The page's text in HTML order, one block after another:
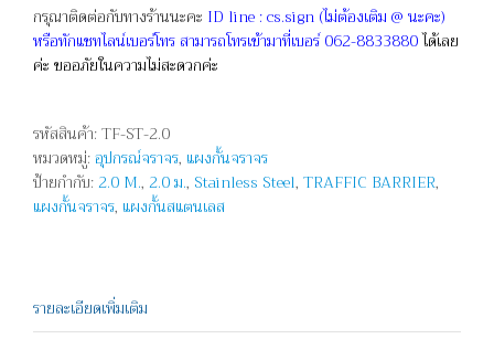
กรุณาติดต่อกับทางร้านนะคะ ID line : cs.sign (ไม่ต้องเติม @ นะคะ)
หรือทักแชทไลน์เบอร์โทร สามารถโทรเข้ามาที่เบอร์ 062-8833880ได้เลย
ค่ะ ขออภัยในความไม่สะดวกค่ะ
รหัสสินค้า:TF-ST-2.0
หมวดหมู่:อุปกรณ์จราจร, แผงกั้นจราจร
ป้ายกำกับ:2.0 M., 2.0 ม., Stainless Steel, TRAFFIC BARRIER,
แผงกั้นจราจร, แผงกั้นสแตนเลส
รายละเอียดเพิ่มเติม